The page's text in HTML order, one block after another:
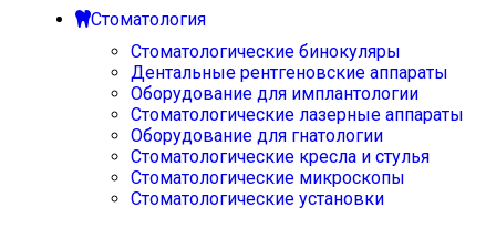
Стоматология
Стоматологические бинокуляры
Дентальные рентгеновские аппараты
Оборудование для имплантологии
Стоматологические лазерные аппараты
Оборудование для гнатологии
Стоматологические кресла и стулья
Стоматологические микроскопы
Стоматологические установки